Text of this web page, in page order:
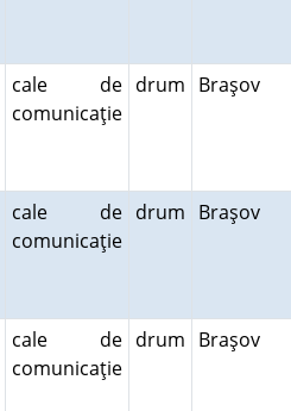
cale de
comunicaţie
drum Braşov
cale de
comunicaţie
drum Braşov
cale de
comunicaţie
drum Braşov